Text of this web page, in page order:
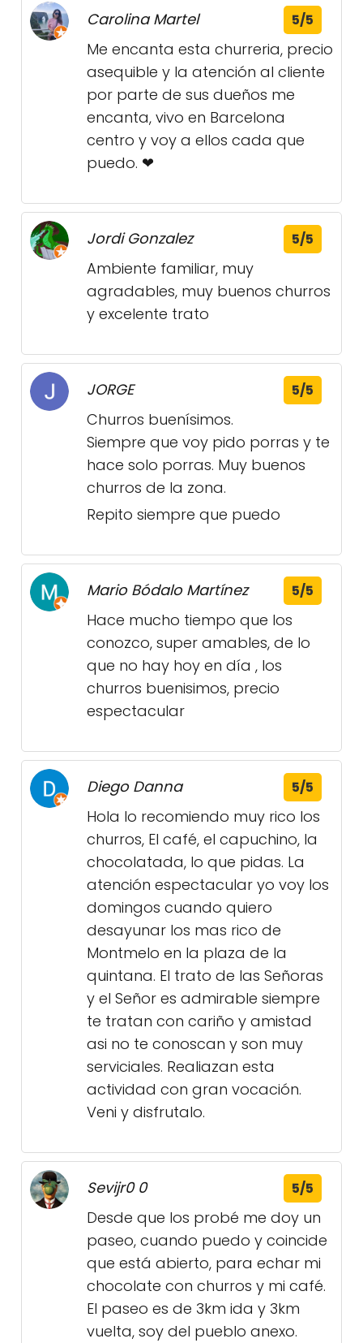
Carolina Martel 5/5
Me encanta esta churreria, precio
asequible y la atención al cliente
por parte de sus dueños me
encanta, vivo en Barcelona
centro y voy a ellos cada que
puedo. ❤
Jordi Gonzalez 5/5
Ambiente familiar, muy
agradables, muy buenos churros
y excelente trato
JORGE 5/5
Churros buenísimos.
Siempre que voy pido porras y te
hace solo porras. Muy buenos
churros de la zona.
Repito siempre que puedo
Mario Bódalo Martínez 5/5
Hace mucho tiempo que los
conozco, super amables, de lo
que no hay hoy en día , los
churros buenisimos, precio
espectacular
Diego Danna 5/5
Hola lo recomiendo muy rico los
churros, El café, el capuchino, la
chocolatada, lo que pidas. La
atención espectacular yo voy los
domingos cuando quiero
desayunar los mas rico de
Montmelo en la plaza de la
quintana. El trato de las Señoras
y el Señor es admirable siempre
te tratan con cariño y amistad
asi no te conoscan y son muy
serviciales. Realiazan esta
actividad con gran vocación.
Veni y disfrutalo.
Sevijr0 0 5/5
Desde que los probé me doy un
paseo, cuando puedo y coincide
que está abierto, para echar mi
chocolate con churros y mi café.
El paseo es de 3km ida y 3km
vuelta, soy del pueblo anexo.